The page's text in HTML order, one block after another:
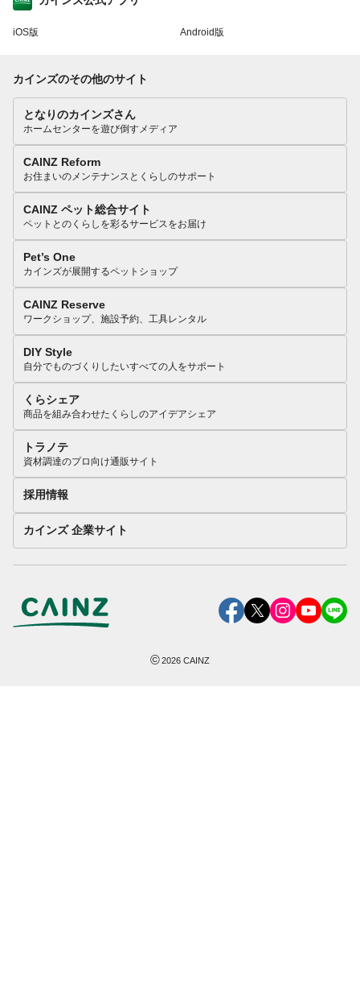
iOS版 Android版
カインズのその他のサイト
となりのカインズさん
ホームセンターを遊び倒すメディア
CAINZ Reform
お住まいのメンテナンスとくらしのサポート
CAINZ ペット総合サイト
ペットとのくらしを彩るサービスをお届け
Pet’s One
カインズが展開するペットショップ
CAINZ Reserve
ワークショップ、施設予約、工具レンタル
DIY Style
自分でものづくりしたいすべての人をサポート
くらシェア
商品を組み合わせたくらしのアイデアシェア
トラノテ
資材調達のプロ向け通販サイト
採用情報
カインズ 企業サイト
©2026 CAINZ